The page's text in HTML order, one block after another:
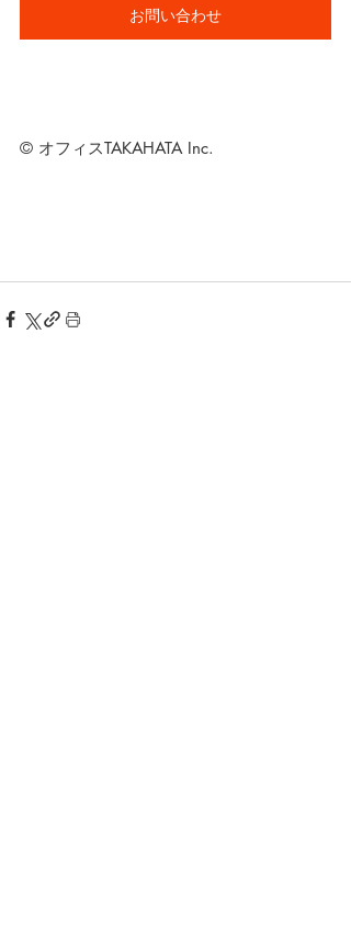
お問い合わせ
© オフィスTAKAHATA Inc.